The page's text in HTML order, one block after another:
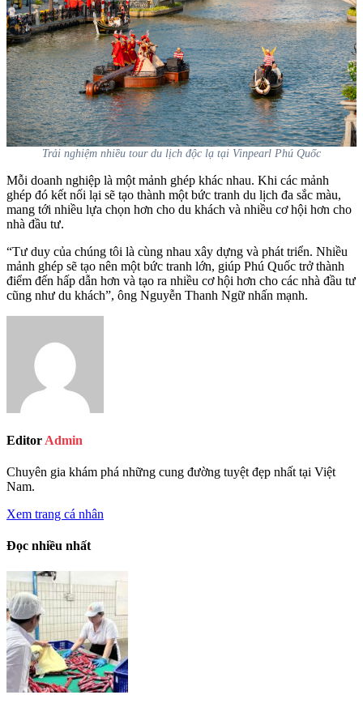
Trải nghiệm nhiều tour du lịch độc lạ tại Vinpearl Phú Quốc
Mỗi doanh nghiệp là một mảnh ghép khác nhau. Khi các mảnh
ghép đó kết nối lại sẽ tạo thành một bức tranh du lịch đa sắc màu,
mang tới nhiều lựa chọn hơn cho du khách và nhiều cơ hội hơn cho
nhà đầu tư.
“Tư duy của chúng tôi là cùng nhau xây dựng và phát triển. Nhiều
mảnh ghép sẽ tạo nên một bức tranh lớn, giúp Phú Quốc trở thành
điểm đến hấp dẫn hơn và tạo ra nhiều cơ hội hơn cho các nhà đầu tư
cũng như du khách”, ông Nguyễn Thanh Ngữ nhấn mạnh.
Editor Admin
Chuyên gia khám phá những cung đường tuyệt đẹp nhất tại Việt
Nam.
Xem trang cá nhân
Đọc nhiều nhất